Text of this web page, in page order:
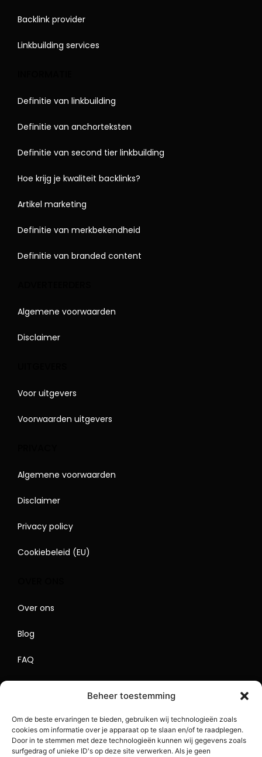
Beheer toestemming
Om de beste ervaringen te bieden, gebruiken wij technologieën zoals
cookies om informatie over je apparaat op te slaan en/of te raadplegen.
Door in te stemmen met deze technologieën kunnen wij gegevens zoals
surfgedrag of unieke ID's op deze site verwerken. Als je geen
Backlink provider
Linkbuilding services
Definitie van linkbuilding
Definitie van anchorteksten
Definitie van second tier linkbuilding
Hoe krijg je kwaliteit backlinks?
Artikel marketing
Definitie van merkbekendheid
Definitie van branded content
Algemene voorwaarden
Disclaimer
Voor uitgevers
Voorwaarden uitgevers
Algemene voorwaarden
Disclaimer
Privacy policy
Cookiebeleid (EU)
Over ons
Blog
FAQ
Lokaal Adverteren